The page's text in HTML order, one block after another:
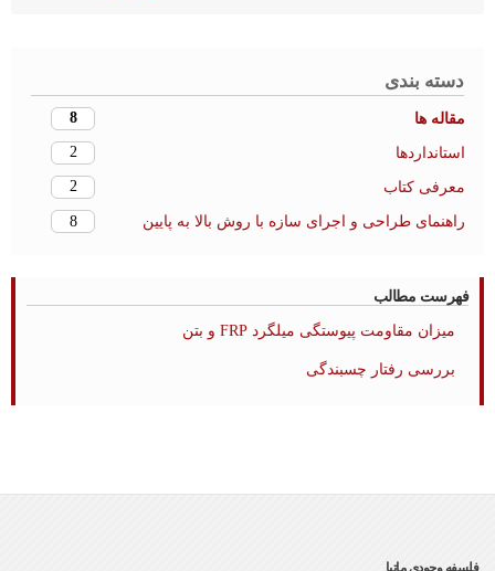
دسته بندی
مقاله ها 8
استانداردها 2
معرفی کتاب 2
راهنمای طراحی و اجرای سازه با روش بالا به پایین 8
فهرست مطالب
میزان مقاومت پیوستگی میلگرد FRP و بتن
بررسی رفتار چسبندگی
فلسفه وجودی ماتیا